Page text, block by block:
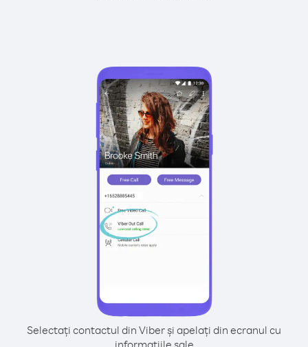
Selectați contactul din Viber și apelați din ecranul cu
informațiile sale